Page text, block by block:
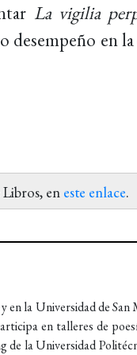
La vigilia
en
en este enlace.
la Universidad de San
en talleres de
la Universidad